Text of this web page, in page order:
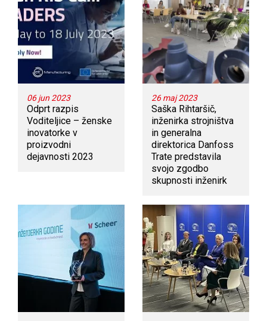
06 jun 2023
Odprt razpis
Voditeljice – ženske
inovatorke v
proizvodni
dejavnosti 2023
26 maj 2023
Saška Rihtaršič,
inženirka strojništva
in generalna
direktorica Danfoss
Trate predstavila
svojo zgodbo
skupnosti inženirk